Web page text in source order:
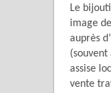
Le
image
auprès
(souvent
assise
vente